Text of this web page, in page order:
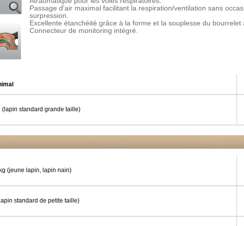
Passage d'air maximal facilitant la respiration/ventilation sans
surpression.
Excellente étanchéité grâce à la forme et la souplesse du bourrelet
Connecteur de monitoring intégré.
(lapin standard grande taille)
(jeune lapin, lapin nain)
standard de petite taille)